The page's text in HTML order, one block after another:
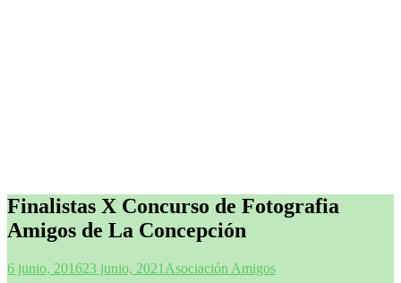
Finalistas X Concurso de Fotografia
Amigos de La Concepción
6 junio, 201623 junio, 2021 Asociación Amigos